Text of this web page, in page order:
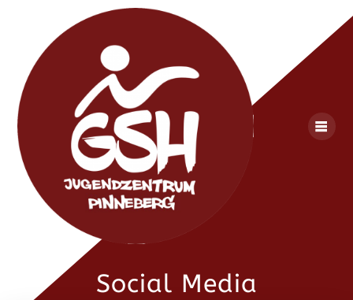
to
content
Social Media